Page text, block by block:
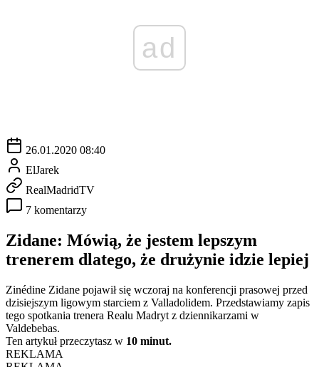
ad
26.01.2020 08:40
ElJarek
RealMadridTV
7 komentarzy
Zidane: Mówią, że jestem lepszym
trenerem dlatego, że drużynie idzie lepiej
Zinédine Zidane pojawił się wczoraj na konferencji prasowej przed
dzisiejszym ligowym starciem z Valladolidem. Przedstawiamy zapis
tego spotkania trenera Realu Madryt z dziennikarzami w
Valdebebas.
Ten artykuł przeczytasz w 10 minut.
REKLAMA